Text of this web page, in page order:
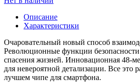
Описание
Характеристики
Очаровательный новый способ
Революционные функции
спасения жизней. Инновационная 48-
для невероятной детализации. Все это
лучшем чипе для смартфона.